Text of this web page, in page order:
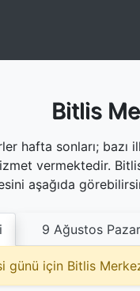
Bitlis
hafta sonları; bazı
vermektedir.
aşağıda
9 Ağustos Pazar
günü için Bitlis